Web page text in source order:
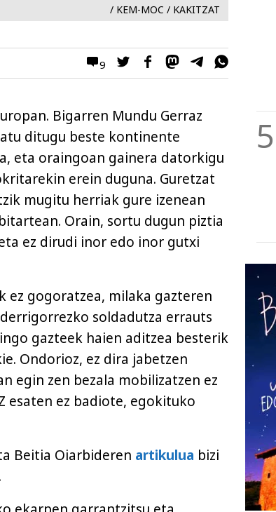
/ KEM-MOC / KAKITZAT
9
Bigarren Mundu Gerraz
ditugu beste kontinente
eta oraingoan gainera datorkigu
erein duguna. Guretzat
mugitu herriak gure izenean
Orain, sortu dugun piztia
ez dirudi inor edo inor gutxi
ez gogoratzea, milaka gazteren
soldadutza errauts
gazteek haien aditzea besterik
Ondorioz, ez dira jabetzen
egin zen bezala mobilizatzen ez
esaten ez badiote, egokituko
Beitia Oiarbideren artikulua bizi